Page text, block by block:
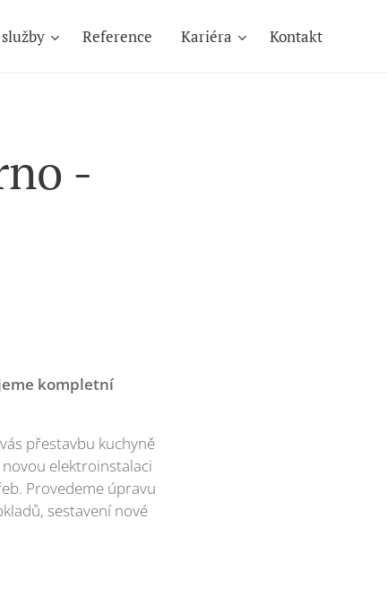
Reference Kariéra Kontakt
-
kompletní
přestavbu kuchyně
elektroinstalaci
Provedeme úpravu
sestavení nové